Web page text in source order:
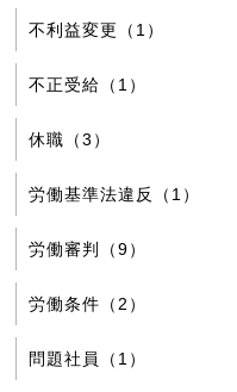
不利益変更（1）
不正受給（1）
休職（3）
労働基準法違反（1）
労働審判（9）
労働条件（2）
問題社員（1）